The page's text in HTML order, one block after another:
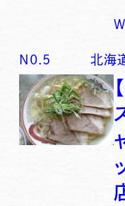
N0. 5 北海